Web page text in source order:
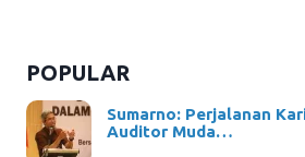
POPULAR
Sumarno: Perjalanan
Auditor Muda…